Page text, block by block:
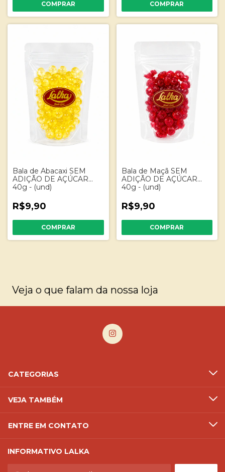
Bala de Abacaxi SEM
ADIÇÃO DE AÇÚCAR
40g - (und)
R$9,90
Bala de Maçã SEM
ADIÇÃO DE AÇÚCAR
40g - (und)
R$9,90
Veja o que falam da nossa loja
CATEGORIAS
VEJA TAMBÉM
ENTRE EM CONTATO
INFORMATIVO LALKA